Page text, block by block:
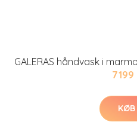
GALERAS håndvask i
7199
KØB